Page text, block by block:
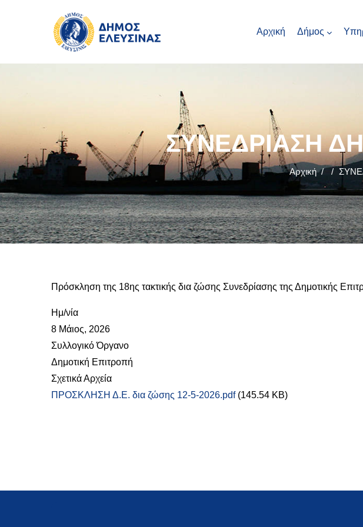
Αρχική Δήμος
ΣΥΝΕΔΡΙΑΣΗ
Αρχική / /
Πρόσκληση της 18ης τακτικής δια ζώσης Συνεδρίασης της Δημοτικής
Ημ/νία
8 Μάιος, 2026
Συλλογικό Όργανο
Δημοτική Επιτροπή
Σχετικά Αρχεία
ΠΡΟΣΚΛΗΣΗ Δ.Ε. δια ζώσης 12-5-2026.pdf (145.54 KB)